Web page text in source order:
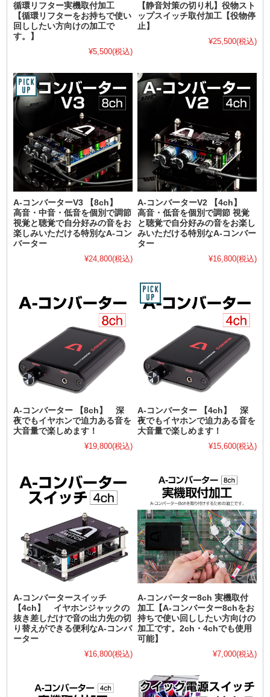
循環リフター実機取付加工
【循環リフターをお持ちで使い
回ししたい方向けの加工で
す。】
¥5,500(税込)
【静音対策の切り札】役物スト
ップスイッチ取付加工【役物停
止】
¥25,500(税込)
A-コンバーターV3 【8ch】
高音・中音・低音を個別で調節
視覚と聴覚で自分好みの音をお
楽しみいただける特別なA-コン
バーター
¥24,800(税込)
A-コンバーターV2 【4ch】
高音・低音を個別で調節 視覚
と聴覚で自分好みの音をお楽し
みいただける特別なA-コンバー
ター
¥16,800(税込)
A-コンバーター 【8ch】 深
夜でもイヤホンで迫力ある音を
大音量で楽しめます！
¥19,800(税込)
A-コンバーター 【4ch】 深
夜でもイヤホンで迫力ある音を
大音量で楽しめます！
¥15,600(税込)
A-コンバータースイッチ
【4ch】 イヤホンジャックの
抜き差しだけで音の出力先の切
り替えができる便利なA-コンバ
ーター
¥16,800(税込)
A-コンバーター8ch 実機取付
加工【A-コンバーター8chをお
持ちで使い回ししたい方向けの
加工です。2ch・4chでも使用
可能】
¥7,000(税込)